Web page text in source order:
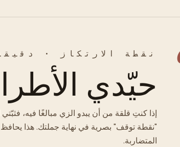
نقطة الارتكاز ·
حيّدي
إذا كنتِ قلقة من أن يبدو الزي مبالغًا فيه،
"نقطة توقف" بصرية في نهاية جملتك. هذا
المتضاربة.